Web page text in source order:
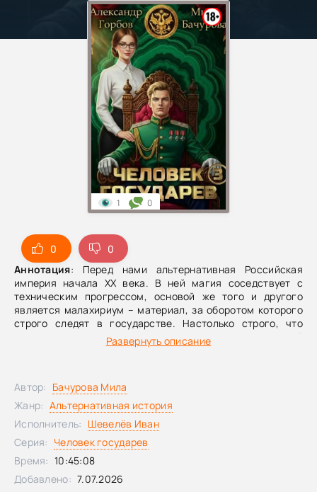
0
0
Аннотация: Перед нами альтернативная Российская
империя начала XX века. В ней магия соседствует с
техническим прогрессом, основой же того и другого
является малахириум – материал, за оборотом которого
строго следят в государстве. Настолько строго, что
существует отдельная Коллегия магической
безопасности, расследующая преступления в этой сфере.
оставшийся в роду последним.В третьей книге
отличившийся по службе Скуратов идёт на повышение и
направляется из Тулы в Москву. По счастливой
случайности в Первопрестольную переводят и его
приятеля Зубова, так что скучать дома Михаилу не
придётся, тем более что у них появляется ещё и питомец.
Да и на службе не заскучаешь: не позволят новый
коллектив и привычные препоны чиновничьей жизни, а
Развернуть описание
1 0
Автор: Бачурова Мила
Жанр: Альтернативная история
Исполнитель: Шевелёв Иван
Серия: Человек государев
Время: 10:45:08
Добавлено: 7.07.2026